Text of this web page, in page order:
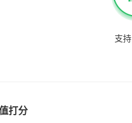
支持
打分